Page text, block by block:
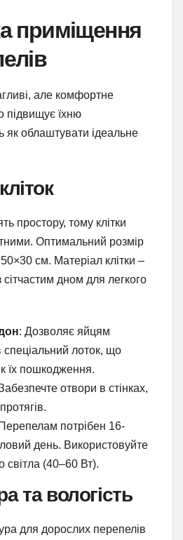
приміщення
але комфортне
підвищує їхню
як облаштувати ідеальне
простору, тому клітки
Оптимальний розмір
см. Матеріал клітки –
дном для легкого
: Дозволяє яйцям
спеціальний лоток, що
їх пошкодження.
отвори в стінках,
потрібен 16-
день. Використовуйте
світла (40–60 Вт).
та вологість
для дорослих перепелів